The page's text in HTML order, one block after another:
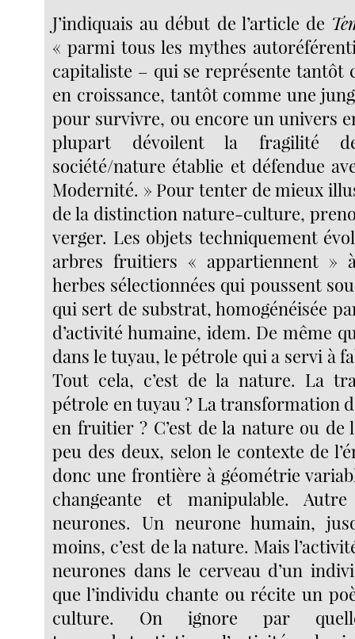
J’indiquais au début de l’article de
« parmi tous les mythes
capitaliste – qui se représente tantôt
en croissance, tantôt comme une
pour survivre, ou encore un univers
plupart dévoilent la fragilité
société/nature établie et défendue
Modernité. » Pour tenter de mieux
de la distinction nature-culture,
verger. Les objets techniquement
arbres fruitiers « appartiennent »
herbes sélectionnées qui poussent
qui sert de substrat, homogénéisée
d’activité humaine, idem. De même
dans le tuyau, le pétrole qui a servi à
Tout cela, c’est de la nature. La
pétrole en tuyau ? La transformation
en fruitier ? C’est de la nature ou
peu des deux, selon le contexte de
donc une frontière à géométrie
changeante et manipulable.
neurones. Un neurone humain,
moins, c’est de la nature. Mais
neurones dans le cerveau d’un
que l’individu chante ou récite un
culture. On ignore par